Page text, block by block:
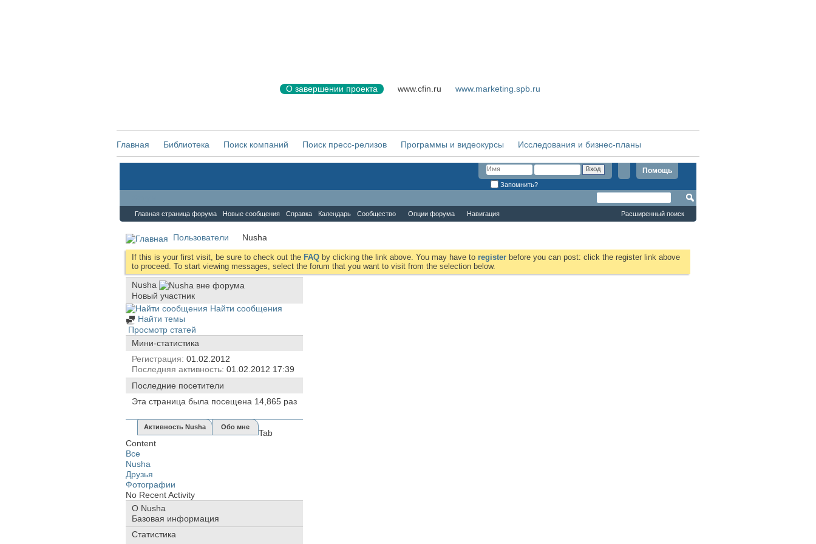
О завершении проекта www.cfin.ru www.marketing.spb.ru
Главная Библиотека Поиск компаний Поиск пресс-релизов Программы и видеокурсы Исследования и бизнес-планы
Помощь
Запомнить?
Главная страница форума Новые сообщения Справка Календарь Сообщество Опции форума Навигация Расширенный поиск
Пользователи Nusha
If this is your first visit, be sure to check out the FAQ by clicking the link above. You may have to register before you can post: click the register link above
to proceed. To start viewing messages, select the forum that you want to visit from the selection below.
Nusha
Новый участник
Найти сообщения
Найти темы
Просмотр статей
Мини-статистика
Регистрация 01.02.2012
Последняя активность 01.02.2012 17:39
Последние посетители
Эта страница была посещена 14,865 раз
Активность Nusha Обо мне
Tab
Content
Все
Nusha
Друзья
Фотографии
No Recent Activity
О Nusha
Базовая информация
Статистика